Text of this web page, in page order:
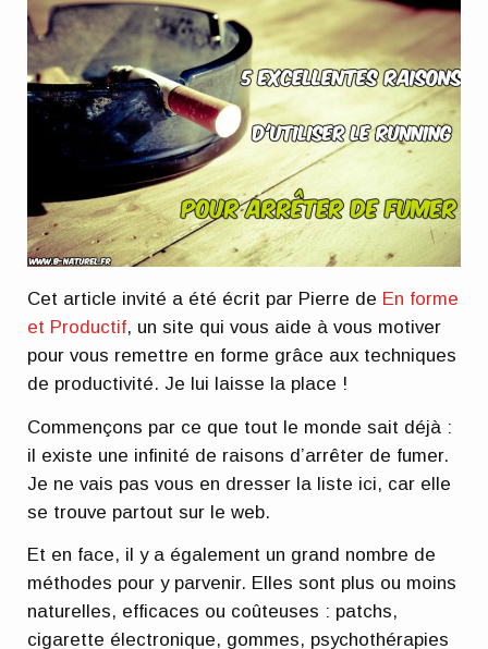
Cet article invité a été écrit par Pierre de En forme
et Productif, un site qui vous aide à vous motiver
pour vous remettre en forme grâce aux techniques
de productivité. Je lui laisse la place !
Commençons par ce que tout le monde sait déjà :
il existe une infinité de raisons d’arrêter de fumer.
Je ne vais pas vous en dresser la liste ici, car elle
se trouve partout sur le web.
Et en face, il y a également un grand nombre de
méthodes pour y parvenir. Elles sont plus ou moins
naturelles, efficaces ou coûteuses : patchs,
cigarette électronique, gommes, psychothérapies